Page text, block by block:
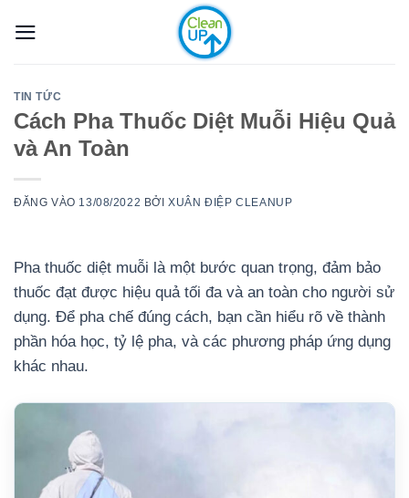
qua
TIN TỨC
Cách Pha Thuốc Diệt Muỗi Hiệu Quả
và An Toàn
ĐĂNG VÀO 13/08/2022 BỞIXUÂN ĐIỆP CLEANUP
Pha thuốc diệt muỗi là một bước quan trọng, đảm bảo
thuốc đạt được hiệu quả tối đa và an toàn cho người sử
dụng. Để pha chế đúng cách, bạn cần hiểu rõ về thành
phần hóa học, tỷ lệ pha, và các phương pháp ứng dụng
khác nhau.